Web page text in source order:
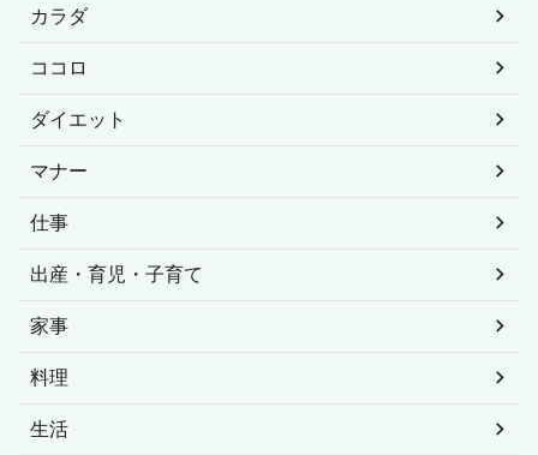
カラダ
ココロ
ダイエット
マナー
仕事
出産・育児・子育て
家事
料理
生活